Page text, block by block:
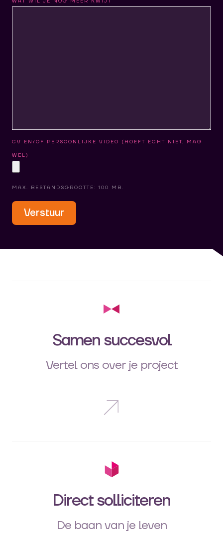
CV EN/OF PERSOONLIJKE VIDEO (HOEFT ECHT NIET, MAG
WEL)
MAX. BESTANDSGROOTTE: 100 MB.
Samen succesvol
Vertel ons over je project
Direct solliciteren
De baan van je leven